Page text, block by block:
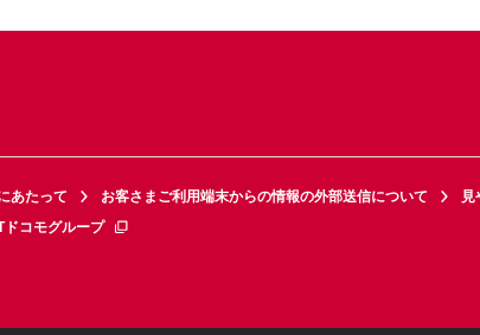
あたって お客さまご利用端末からの情報の外部送信について
見
ドコモグループ